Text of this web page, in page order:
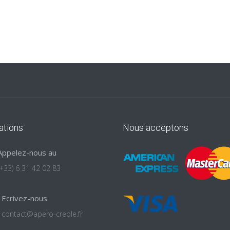
nous au
6 31 42 02 83
Ecrivez-nous
contact@apero-creole.fr
Nous acceptons